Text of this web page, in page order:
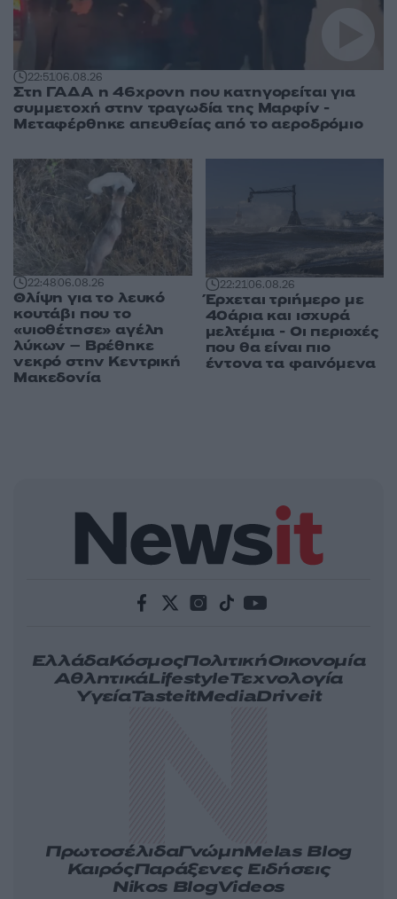
22:5106.08.26
Στη ΓΑΔΑ η 46χρονη που κατηγορείται για
συμμετοχή στην τραγωδία της Μαρφίν -
Μεταφέρθηκε απευθείας από το αεροδρόμιο
22:4806.08.26
Θλίψη για το λευκό
κουτάβι που το
«υιοθέτησε» αγέλη
λύκων – Βρέθηκε
νεκρό στην Κεντρική
Μακεδονία
22:2106.08.26
Έρχεται τριήμερο με
40άρια και ισχυρά
μελτέμια - Οι περιοχές
που θα είναι πιο
έντονα τα φαινόμενα
ΕλλάδαΚόσμοςΠολιτικήΟικονομία
ΑθλητικάLifestyleΤεχνολογία
ΥγείαTasteitMediaDriveit
ΠρωτοσέλιδαΓνώμηMelas Blog
ΚαιρόςΠαράξενες Ειδήσεις
Nikos BlogVideos